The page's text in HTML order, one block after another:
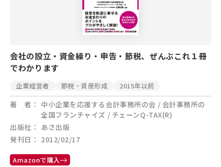
会社の設立・資金繰り・申告・節税、ぜんぶこれ１冊
でわかります
企業経営者 節税・資産形成 2015年以前
著 者
中小企業を応援する会計事務所の会 / 会計事務所の
全国フランチャイズ / チェーンQ-TAX(R)
出版社
あさ出版
発刊日
2012/02/17
Amazonで購入